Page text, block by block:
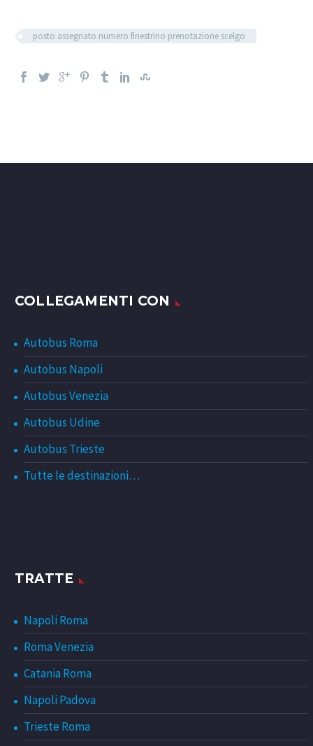
posto assegnato numero finestrino prenotazione scelgo
COLLEGAMENTI CON
Autobus Roma
Autobus Napoli
Autobus Venezia
Autobus Udine
Autobus Trieste
Tutte le destinazioni…
TRATTE
Napoli Roma
Roma Venezia
Catania Roma
Napoli Padova
Trieste Roma